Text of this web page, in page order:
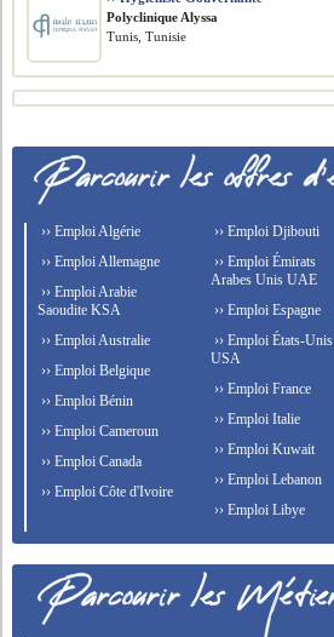
Polyclinique Alyssa
Tunis, Tunisie
›› Emploi Algérie
›› Emploi Allemagne
›› Emploi Arabie
Saoudite KSA
›› Emploi Australie
›› Emploi Belgique
›› Emploi Bénin
›› Emploi Cameroun
›› Emploi Canada
›› Emploi Côte d'Ivoire
›› Emploi Djibouti
›› Emploi Émirats
Arabes Unis UAE
›› Emploi Espagne
›› Emploi États-Unis
USA
›› Emploi France
›› Emploi Italie
›› Emploi Kuwait
›› Emploi Lebanon
›› Emploi Libye